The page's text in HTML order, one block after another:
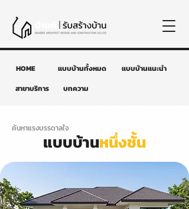
HOME แบบบ้านทั้งหมด
แบบบ้านแนะนำ
สาขาบริการ
บทความ
ค้นหาแรงบรรดาลใจ
แบบบ้านหนึ่งชั้น